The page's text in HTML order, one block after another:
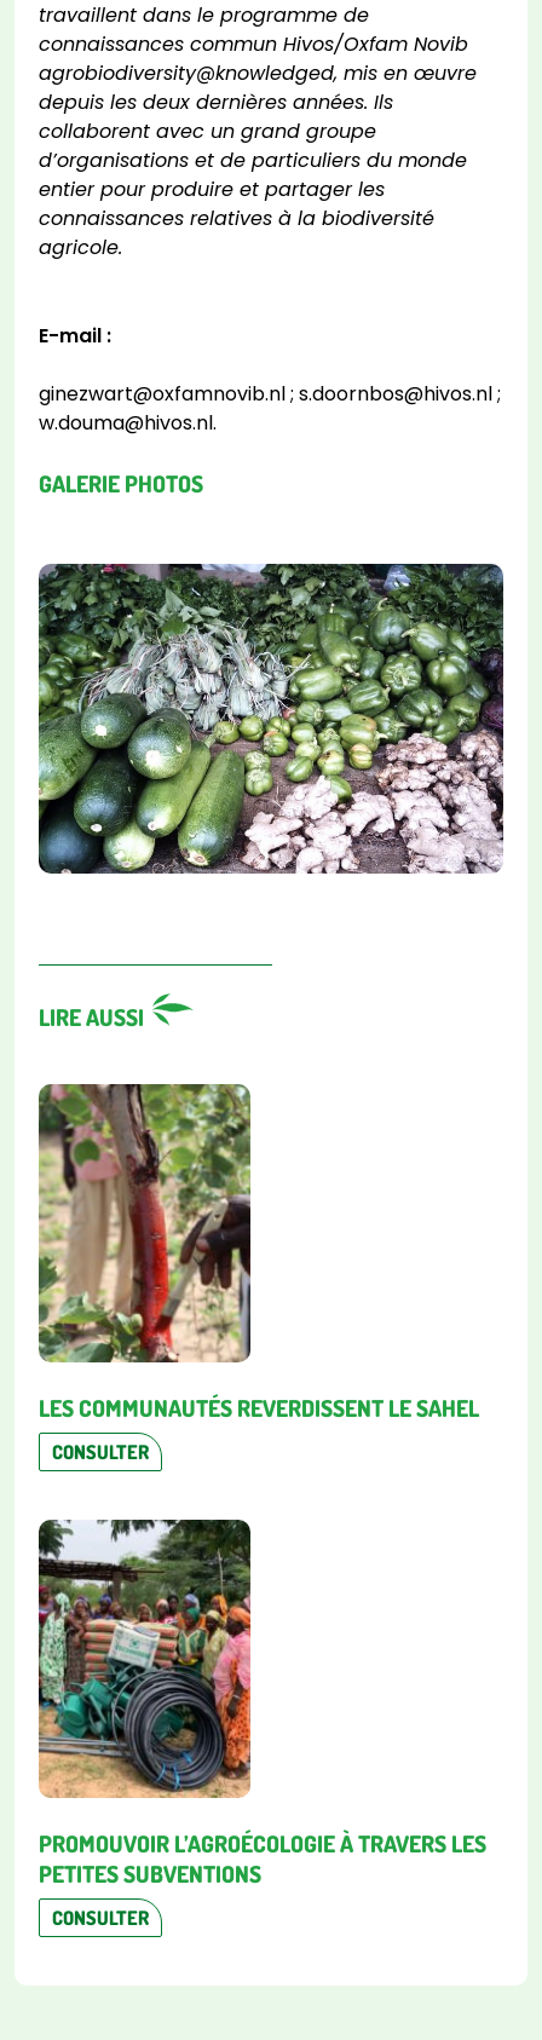
travaillent dans le programme de
connaissances commun Hivos/Oxfam Novib
agrobiodiversity@knowledged, mis en œuvre
depuis les deux dernières années. Ils
collaborent avec un grand groupe
d’organisations et de particuliers du monde
entier pour produire et partager les
connaissances relatives à la biodiversité
agricole.
E-mail :
ginezwart@oxfamnovib.nl ; s.doornbos@hivos.nl ;
w.douma@hivos.nl.
GALERIE PHOTOS
LIRE AUSSI
LES COMMUNAUTÉS REVERDISSENT LE SAHEL
CONSULTER
PROMOUVOIR L’AGROÉCOLOGIE À TRAVERS LES
PETITES SUBVENTIONS
CONSULTER